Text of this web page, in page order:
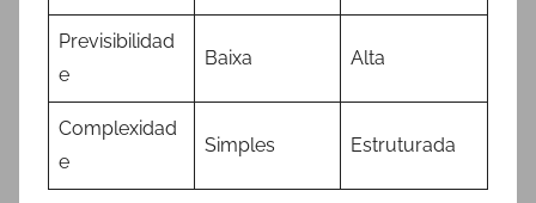
Previsibilidad
e
Baixa Alta
Complexidad
e
Simples Estruturada